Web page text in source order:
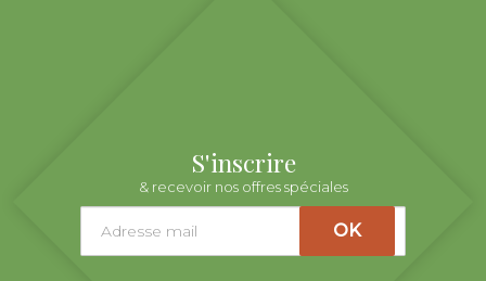
S'inscrire
& recevoir nos offres spéciales
OK